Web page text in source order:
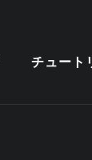
チュート